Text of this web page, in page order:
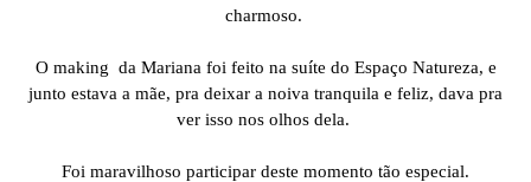
charmoso.
O making da Mariana foi feito na suíte do Espaço Natureza, e
junto estava a mãe, pra deixar a noiva tranquila e feliz, dava pra
ver isso nos olhos dela.
Foi maravilhoso participar deste momento tão especial.